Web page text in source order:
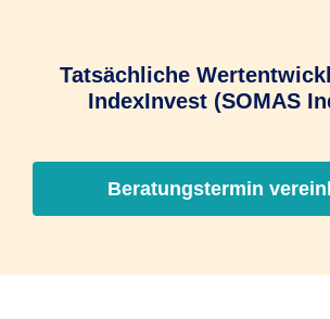
Tatsächliche
IndexInvest (SOMAS
Beratungstermin